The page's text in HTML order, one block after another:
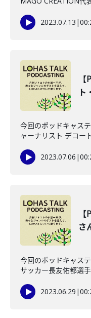
2023.07.13 |
ト
今回のポッドキャス
ャーナリスト デコー
2023.07.06 |
さ
今回のポッドキャス
サッカー長友佑都選
2023.06.29 |